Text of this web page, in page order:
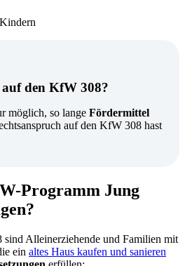
den KfW 308?
möglich, so lange Fördermittel
auf den KfW 308 hast
Programm Jung
Alleinerziehende und Familien mit
ein altes Haus kaufen und sanieren